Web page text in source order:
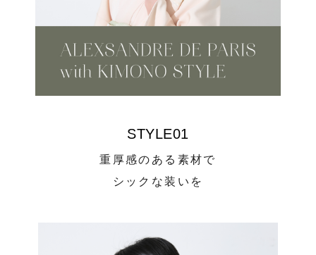
STYLE01
重厚感のある素材で
シックな装いを